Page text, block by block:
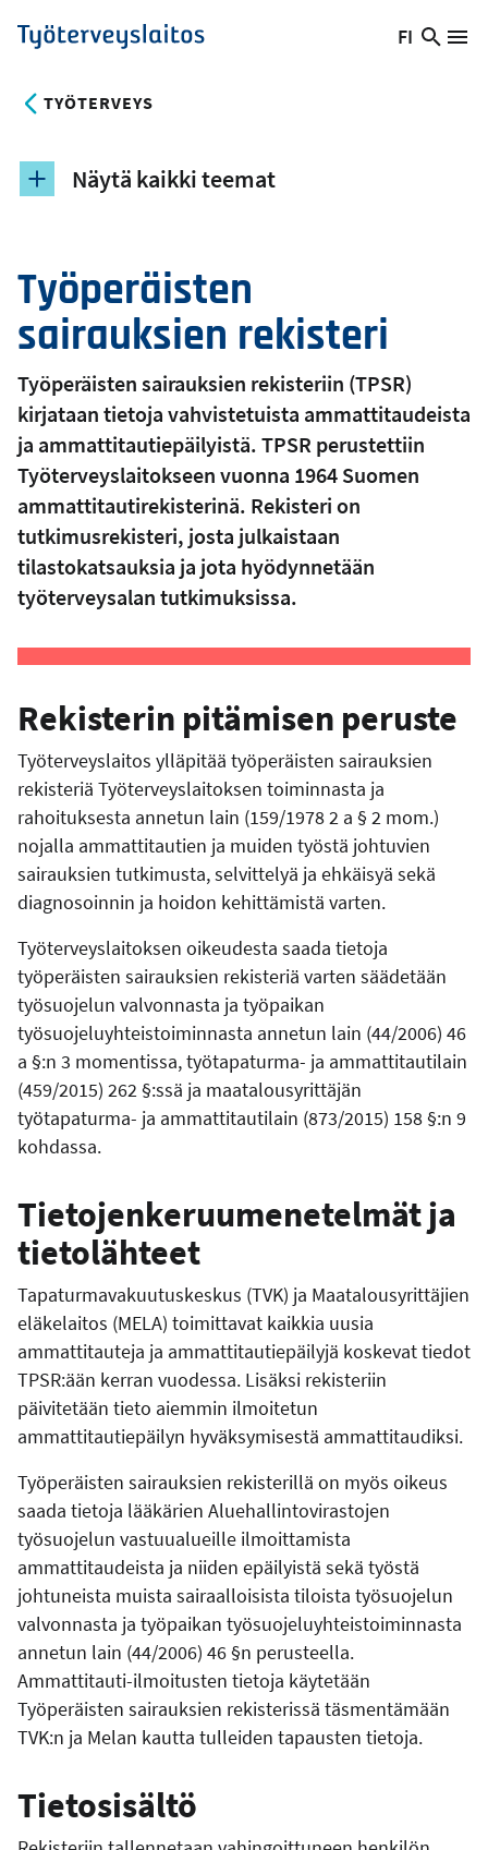
Hyppää
pääsisältöön
Työterveyslaitos
Vaihda
FI
Hae
TYÖTERVEYS
Työperäisten
sairauksien rekisteri
Työperäisten sairauksien rekisteriin (TPSR)
kirjataan tietoja vahvistetuista ammattitaudeista
ja ammattitautiepäilyistä. TPSR perustettiin
Työterveyslaitokseen vuonna 1964 Suomen
ammattitautirekisterinä. Rekisteri on
tutkimusrekisteri, josta julkaistaan
tilastokatsauksia ja jota hyödynnetään
työterveysalan tutkimuksissa.
Rekisterin pitämisen peruste
Työterveyslaitos ylläpitää työperäisten sairauksien
rekisteriä Työterveyslaitoksen toiminnasta ja
rahoituksesta annetun lain (159/1978 2 a § 2 mom.)
nojalla ammattitautien ja muiden työstä johtuvien
sairauksien tutkimusta, selvittelyä ja ehkäisyä sekä
diagnosoinnin ja hoidon kehittämistä varten.
Työterveyslaitoksen oikeudesta saada tietoja
työperäisten sairauksien rekisteriä varten säädetään
työsuojelun valvonnasta ja työpaikan
työsuojeluyhteistoiminnasta annetun lain (44/2006) 46
a §:n 3 momentissa, työtapaturma- ja ammattitautilain
(459/2015) 262 §:ssä ja maatalousyrittäjän
työtapaturma- ja ammattitautilain (873/2015) 158 §:n 9
kohdassa.
Tietojenkeruumenetelmät ja
tietolähteet
Tapaturmavakuutuskeskus (TVK) ja Maatalousyrittäjien
eläkelaitos (MELA) toimittavat kaikkia uusia
ammattitauteja ja ammattitautiepäilyjä koskevat tiedot
TPSR:ään kerran vuodessa. Lisäksi rekisteriin
päivitetään tieto aiemmin ilmoitetun
ammattitautiepäilyn hyväksymisestä ammattitaudiksi.
Työperäisten sairauksien rekisterillä on myös oikeus
saada tietoja lääkärien Aluehallintovirastojen
työsuojelun vastuualueille ilmoittamista
ammattitaudeista ja niiden epäilyistä sekä työstä
johtuneista muista sairaalloisista tiloista työsuojelun
valvonnasta ja työpaikan työsuojeluyhteistoiminnasta
annetun lain (44/2006) 46 §n perusteella.
Ammattitauti-ilmoitusten tietoja käytetään
Työperäisten sairauksien rekisterissä täsmentämään
TVK:n ja Melan kautta tulleiden tapausten tietoja.
Tietosisältö
Näytä kaikki teemat